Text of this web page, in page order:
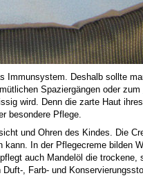
Immunsystem. Deshalb sollte
Spaziergängen oder zum
wird. Denn die zarte Haut
besondere Pflege.
und Ohren des Kindes. Die
In der Pflegecreme bilden
auch Mandelöl die
, Farb- und